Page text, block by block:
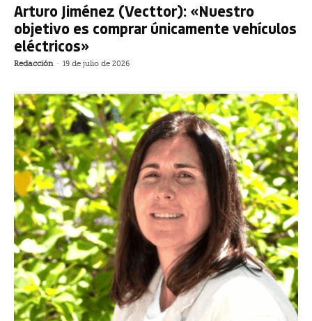
Arturo Jiménez (Vecttor): «Nuestro
objetivo es comprar únicamente vehículos
eléctricos»
Redacción - 19 de julio de 2026